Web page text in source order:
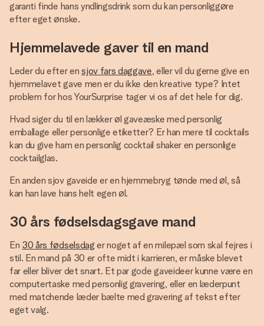
garanti finde hans yndlingsdrink som du kan personliggøre
efter eget ønske.
Hjemmelavede gaver til en mand
Leder du efter ensjov fars daggave, eller vil du gerne give en
hjemmelavet gave men er du ikke den kreative type? Intet
problem for hos YourSurprise tager vi os af det hele for dig.
Hvad siger du til en lækker øl gaveæske med personlig
emballage eller personlige etiketter? Er han mere til cocktails
kan du give ham en personlig cocktail shaker en personlige
cocktailglas.
En anden sjov gaveide er en hjemmebryg tønde med øl, så
kan han lave hans helt egen øl.
30 års fødselsdagsgave mand
En 30 års fødselsdag er noget af en milepæl som skal fejres i
stil. En mand på 30 er ofte midt i karrieren, er måske blevet
far eller bliver det snart. Et par gode gaveideer kunne være en
computertaske med personlig gravering, eller en læderpunt
med matchende læder bælte med gravering af tekst efter
eget valg.